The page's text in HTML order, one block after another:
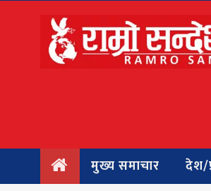
राजनीति
बिचार
मुख्य समाचार देश/